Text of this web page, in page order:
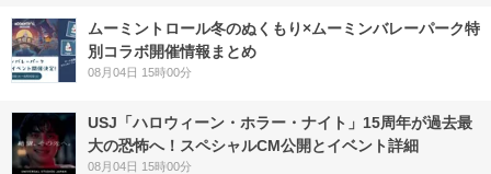
ムーミントロール冬のぬくもり×ムーミンバレーパーク特
別コラボ開催情報まとめ
08月04日 15時00分
USJ「ハロウィーン・ホラー・ナイト」15周年が過去最
大の恐怖へ！スペシャルCM公開とイベント詳細
08月04日 15時00分